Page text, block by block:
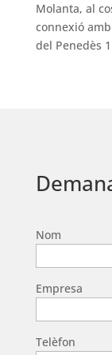
Molanta, al
connexió
del Penedès
Nom
Empresa
Telèfon